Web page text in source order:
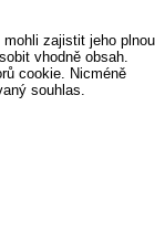
zajistit jeho plnou
vhodně obsah.
cookie. Nicméně
souhlas.